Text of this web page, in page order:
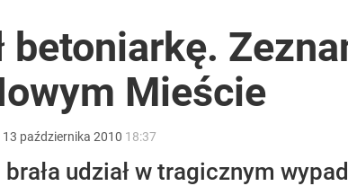
zapytano o zakupy
betoniarkę.
Mieście
13 października 2010 18:37
udział w tragicznym